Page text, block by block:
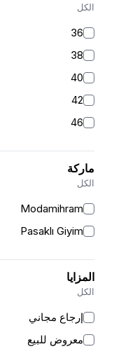
الكل
36
38
40
42
46
ماركة
الكل
Modamihram
Pasaklı Giyim
المزايا
الكل
إرجاع مجاني
معروض للبيع